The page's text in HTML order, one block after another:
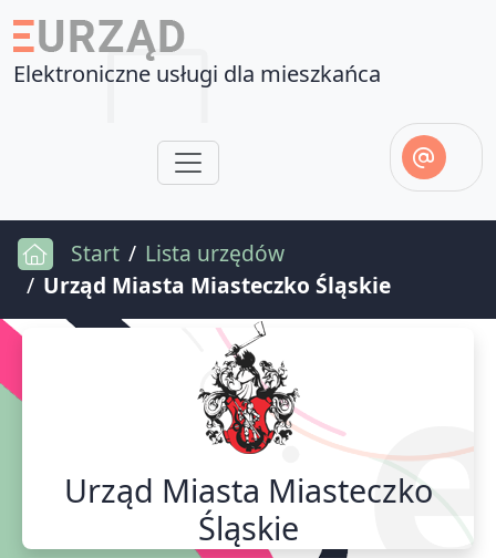
Elektroniczne usługi dla mieszkańca
Start
Lista urzędów
Urząd Miasta Miasteczko Śląskie
Urząd Miasta Miasteczko
Śląskie